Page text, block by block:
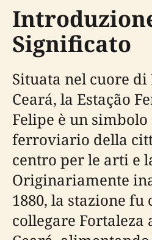
Significato
Situata nel cuore di
Ceará, la Estação
Felipe è un
ferroviario della
centro per le arti e
Originariamente
1880, la stazione
collegare